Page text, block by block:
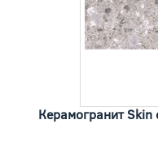
Керамогранит